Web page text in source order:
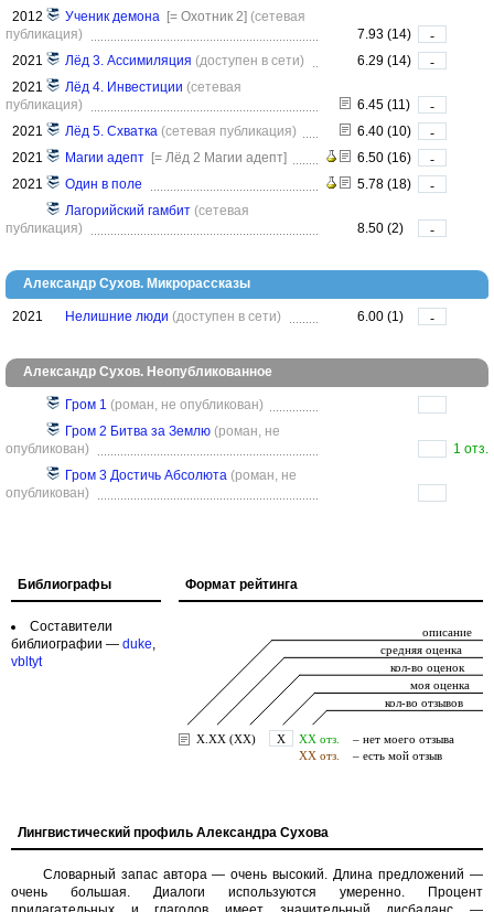
2012
Ученик демона [= Охотник 2] (сетевая
публикация)
7.93 (14)
-
2021
Лёд 3. Ассимиляция (доступен в сети) 6.29 (14)
-
2021
Лёд 4. Инвестиции (сетевая
публикация)
6.45 (11)
-
2021
Лёд 5. Схватка (сетевая публикация) 6.40 (10)
-
2021
Магии адепт [= Лёд 2 Магии адепт] 6.50 (16)
-
2021
Один в поле 5.78 (18)
-
Лагорийский гамбит (сетевая
публикация)
8.50 (2) -
Александр Сухов. Микрорассказы
2021 Нелишние люди (доступен в сети) 6.00 (1) -
Александр Сухов. Неопубликованное
Гром 1 (роман, не опубликован)
Гром 2 Битва за Землю (роман, не
опубликован)
1 отз.
Гром 3 Достичь Абсолюта (роман, не
опубликован)
Формат рейтинга
Библиографы
Составители
библиографии — duke,
vbltyt
Лингвистический профиль Александра Сухова
Словарный запас автора — очень высокий. Длина предложений —
очень большая. Диалоги используются умеренно. Процент